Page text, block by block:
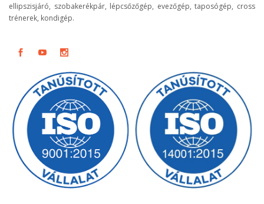
ellipszisjáró, szobakerékpár, lépcsőzőgép, evezőgép, taposógép, cross
trénerek, kondigép.